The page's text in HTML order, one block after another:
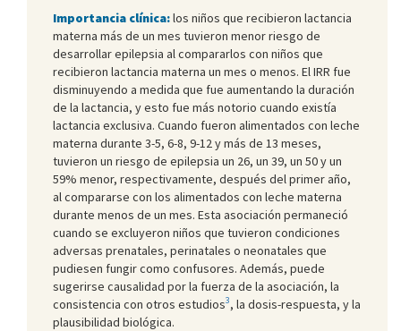
Importancia clínica:los niños que recibieron lactancia
materna más de un mes tuvieron menor riesgo de
desarrollar epilepsia al compararlos con niños que
recibieron lactancia materna un mes o menos. El IRR fue
disminuyendo a medida que fue aumentando la duración
de la lactancia, y esto fue más notorio cuando existía
lactancia exclusiva. Cuando fueron alimentados con leche
materna durante 3-5, 6-8, 9-12 y más de 13 meses,
tuvieron un riesgo de epilepsia un 26, un 39, un 50 y un
59% menor, respectivamente, después del primer año,
al compararse con los alimentados con leche materna
durante menos de un mes. Esta asociación permaneció
cuando se excluyeron niños que tuvieron condiciones
adversas prenatales, perinatales o neonatales que
pudiesen fungir como confusores. Además, puede
sugerirse causalidad por la fuerza de la asociación, la
consistencia con otros estudios3, la dosis-respuesta, y la
plausibilidad biológica.